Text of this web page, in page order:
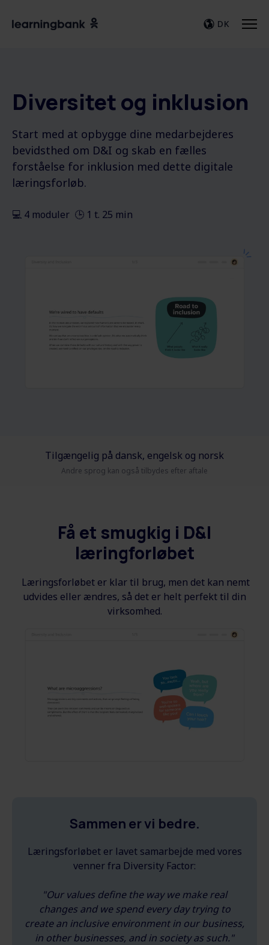
DK
Diversitet og inklusion
Start med at opbygge dine medarbejderes
bevidsthed om D&I og skab en fælles
forståelse for inklusion med dette digitale
læringsforløb.
💻 4 moduler 🕒 1 t. 25 min
Tilgængelig på dansk, engelsk og norsk
Andre sprog kan også tilbydes efter aftale
Få et smugkig i D&I
læringforløbet
Læringsforløbet er klar til brug, men det kan nemt
udvides eller ændres, så det er helt perfekt til din
virksomhed.
Sammen er vi bedre.
Læringsforløbet er lavet samarbejde med vores
venner fra Diversity Factor:
"Our values define the way we make real
changes and we spend every day trying to
create an inclusive environment in our business,
in other businesses, and in society as such."